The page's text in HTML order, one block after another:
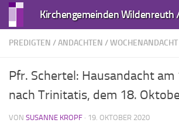
Zum Inhalt springen
PREDIGTEN / ANDACHTEN /WOCHENANDACHT
Pfr. Schertel: Hausandacht am
nach Trinitatis, dem 18.
VON SUSANNE KROPF · 19. OKTOBER 2020